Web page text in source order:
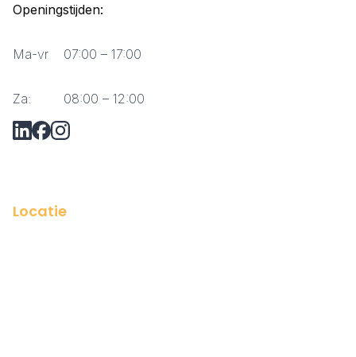
Openingstijden:
Ma-vr 07:00 – 17:00
Za: 08:00 – 12:00
Locatie